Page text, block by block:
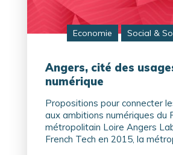
Economie Social &
Angers, cité des
numérique
Propositions pour connecter
aux ambitions numériques du
métropolitain Loire Angers
French Tech en 2015, la